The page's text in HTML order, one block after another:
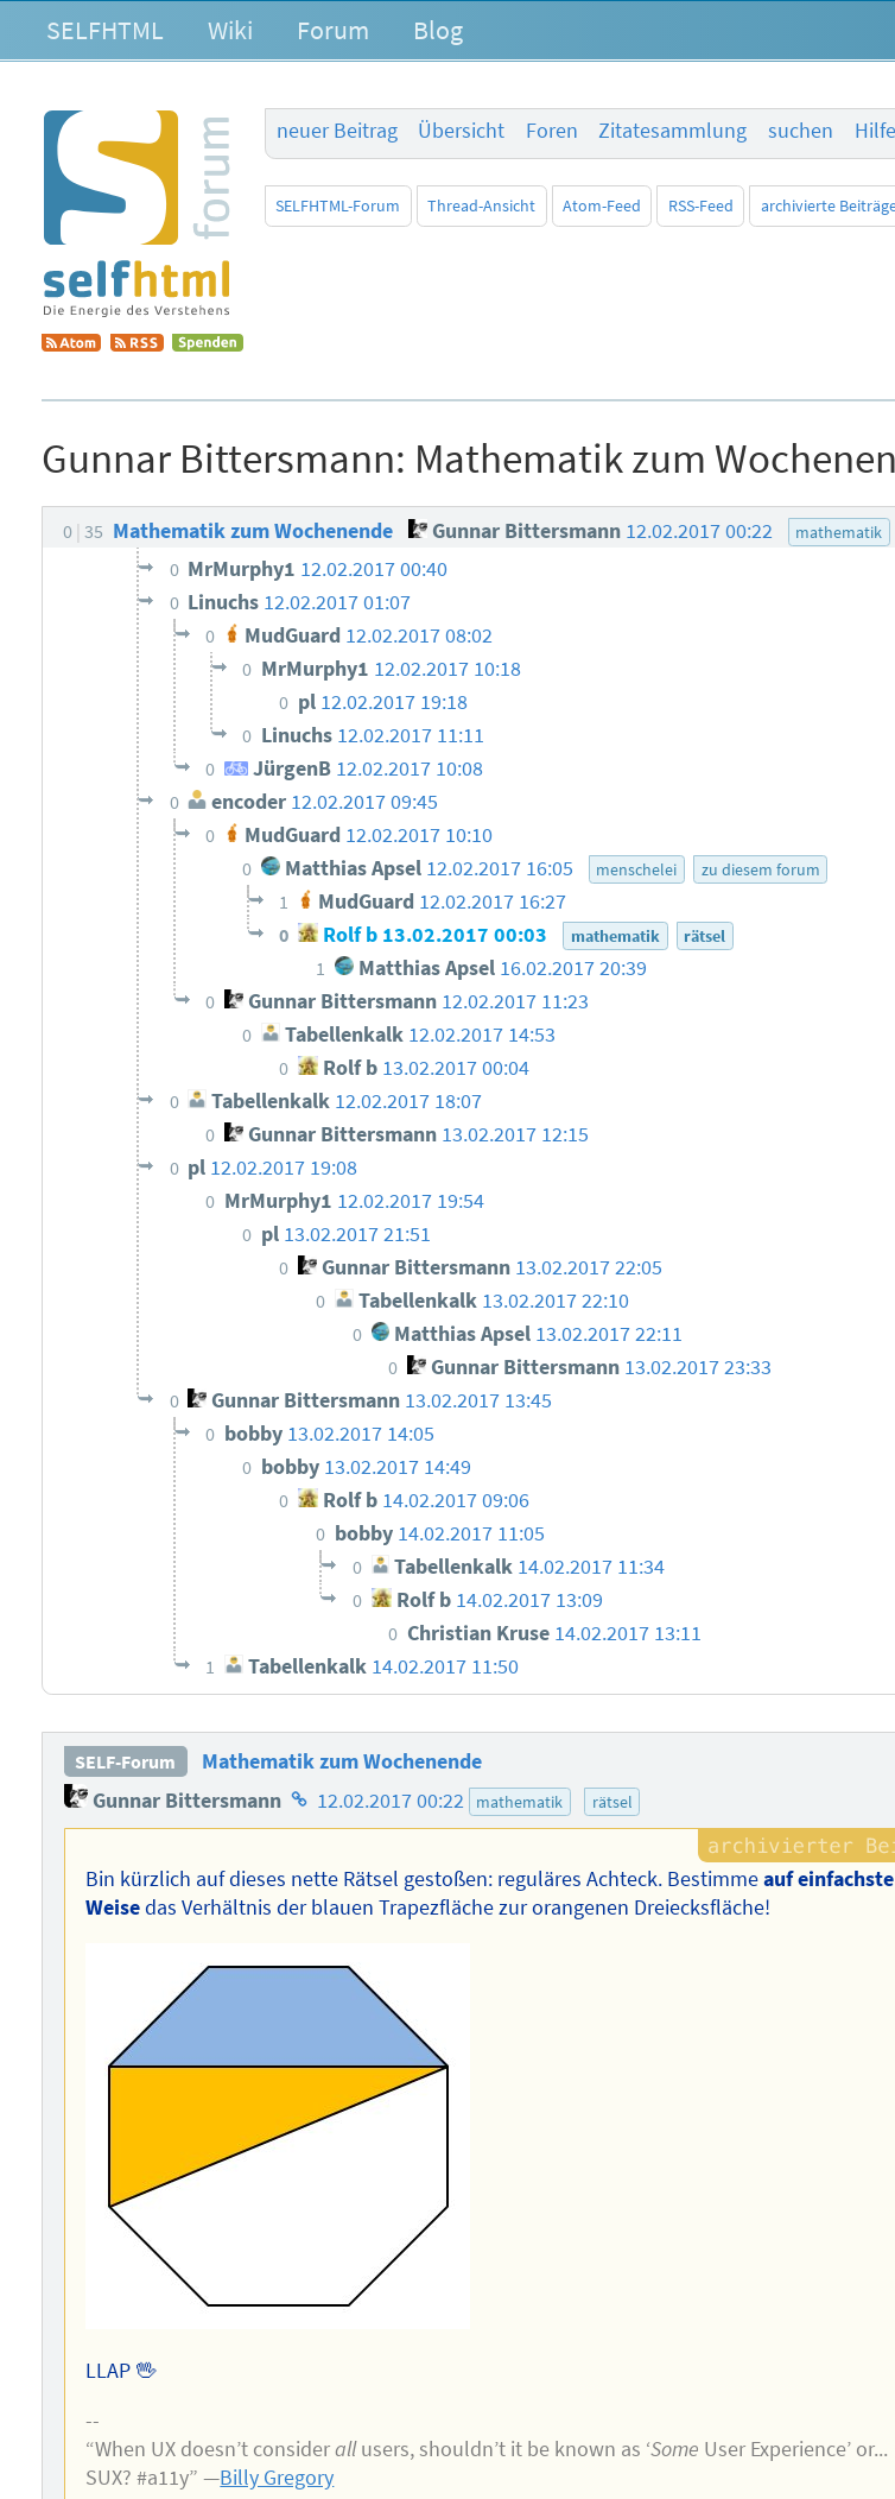
SELFHTML Wiki Forum Blog
neuer Beitrag
Übersicht Foren Zitatesammlung suchen Hilfe
SELFHTML-Forum Thread-Ansicht Atom-Feed RSS-Feed archivierte
Gunnar Bittersmann: Mathematik zum
0 35 Mathematik zum Wochenende Gunnar Bittersmann 12.02.2017 00:22 mathematik
0 MrMurphy1 12.02.2017 00:40
0 Linuchs 12.02.2017 01:07
0 MudGuard 12.02.2017 08:02
0 MrMurphy1 12.02.2017 10:18
0 pl 12.02.2017 19:18
0 Linuchs 12.02.2017 11:11
0 JürgenB 12.02.2017 10:08
0 encoder 12.02.2017 09:45
0 MudGuard 12.02.2017 10:10
0 Matthias Apsel 12.02.2017 16:05 menschelei zu diesem forum
1 MudGuard 12.02.2017 16:27
0 Rolf b 13.02.2017 00:03 mathematik rätsel
1 Matthias Apsel 16.02.2017 20:39
0 Gunnar Bittersmann 12.02.2017 11:23
0 Tabellenkalk 12.02.2017 14:53
0 Rolf b 13.02.2017 00:04
0 Tabellenkalk 12.02.2017 18:07
0 Gunnar Bittersmann 13.02.2017 12:15
0 pl 12.02.2017 19:08
0 MrMurphy1 12.02.2017 19:54
0 pl 13.02.2017 21:51
0 Gunnar Bittersmann 13.02.2017 22:05
0 Tabellenkalk 13.02.2017 22:10
0 Matthias Apsel 13.02.2017 22:11
0 Gunnar Bittersmann 13.02.2017 23:33
0 Gunnar Bittersmann 13.02.2017 13:45
0 bobby 13.02.2017 14:05
0 bobby 13.02.2017 14:49
0 Rolf b 14.02.2017 09:06
0 bobby 14.02.2017 11:05
0 Tabellenkalk 14.02.2017 11:34
0 Rolf b 14.02.2017 13:09
0 Christian Kruse 14.02.2017 13:11
1 Tabellenkalk 14.02.2017 11:50
SELF-Forum
Mathematik zum Wochenende
Gunnar Bittersmann Homepage
des
12.02.2017 00:22 mathematik rätsel
Bin kürzlich auf dieses nette Rätsel gestoßen: reguläres Achteck. Bestimmeauf einfachste
Weisedas Verhältnis der blauen Trapezfläche zur orangenen Dreiecksfläche!
LLAP 🖖
--
“When UX doesn’t considerallusers, shouldn’t it be known as ‘Some User Experience’ or...
SUX? #a11y” —Billy Gregory